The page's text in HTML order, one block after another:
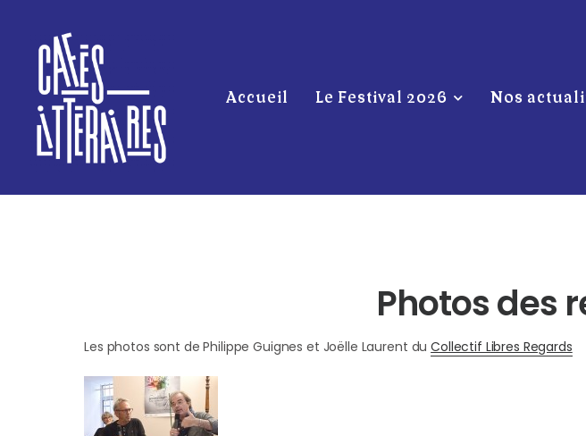
Accueil Le Festival 2026 Nos
Photos des
Les photos sont de Philippe Guignes et Joëlle Laurent duCollectif Libres Regards